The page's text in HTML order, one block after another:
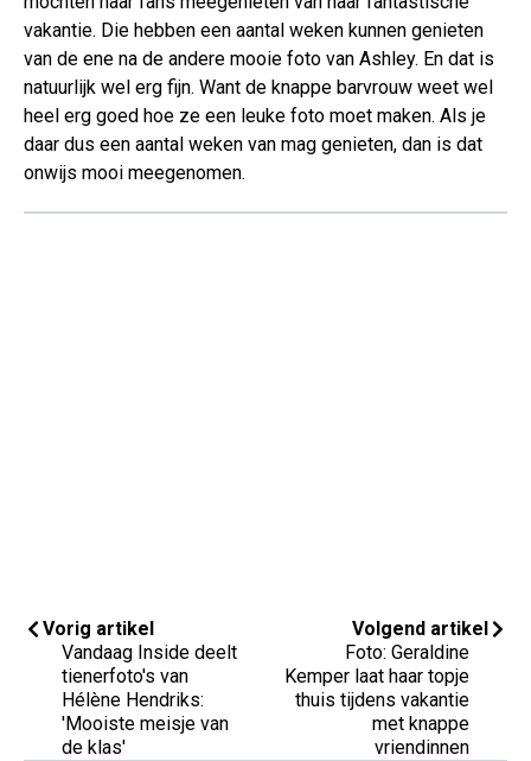
vakantie. Die hebben een aantal weken kunnen genieten
van de ene na de andere mooie foto van Ashley. En dat is
natuurlijk wel erg fijn. Want de knappe barvrouw weet wel
heel erg goed hoe ze een leuke foto moet maken. Als je
daar dus een aantal weken van mag genieten, dan is dat
onwijs mooi meegenomen.
Vorig artikel
Vandaag Inside deelt
tienerfoto's van
Hélène Hendriks:
'Mooiste meisje van
de klas'
Volgend artikel
Foto: Geraldine
Kemper laat haar topje
thuis tijdens vakantie
met knappe
vriendinnen